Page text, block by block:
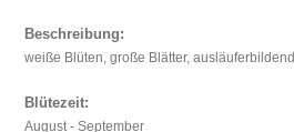
Beschreibung:
weiße Blüten, große Blätter, ausläuferbildend
Blütezeit:
August - September